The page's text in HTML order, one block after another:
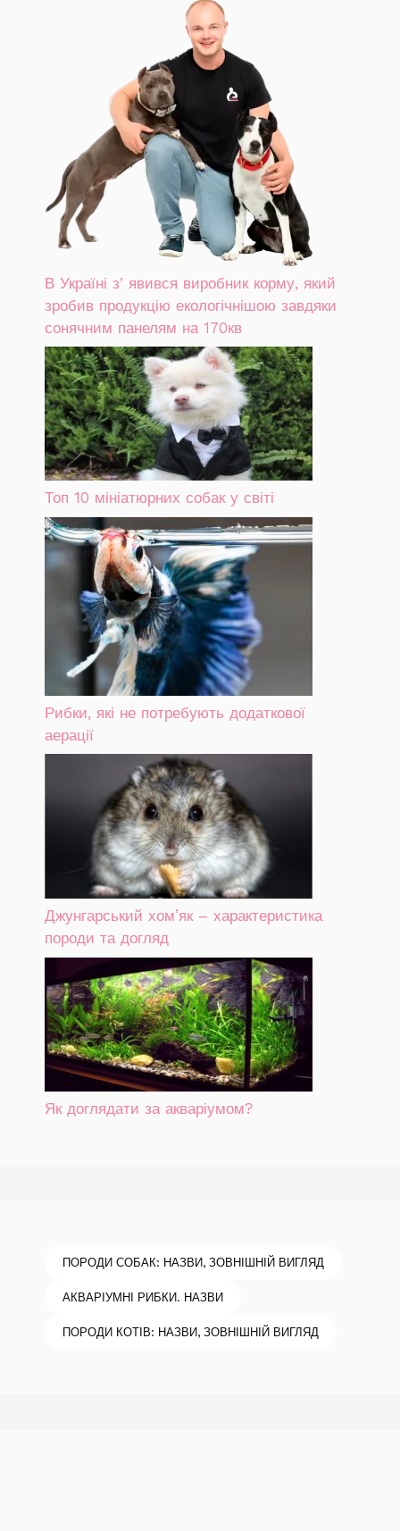
В Україні зʼявився виробник корму, який
зробив продукцію екологічнішою завдяки
сонячним панелям на 170кв
Топ 10 мініатюрних собак у світі
Рибки, які не потребують додаткової
аерації
Джунгарський хом’як – характеристика
породи та догляд
Як доглядати за акваріумом?
ПОРОДИ СОБАК: НАЗВИ, ЗОВНІШНІЙ ВИГЛЯД
АКВАРІУМНІ РИБКИ. НАЗВИ
ПОРОДИ КОТІВ: НАЗВИ, ЗОВНІШНІЙ ВИГЛЯД